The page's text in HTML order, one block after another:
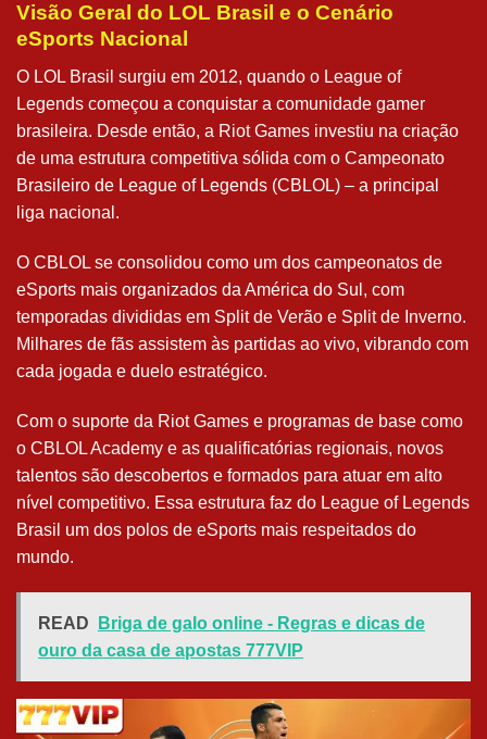
Visão Geral do LOL Brasil e o Cenário
eSports Nacional
O LOL Brasil surgiu em 2012, quando o League of
Legends começou a conquistar a comunidade gamer
brasileira. Desde então, a Riot Games investiu na criação
de uma estrutura competitiva sólida com o Campeonato
Brasileiro de League of Legends (CBLOL) – a principal
liga nacional.
O CBLOL se consolidou como um dos campeonatos de
eSports mais organizados da América do Sul, com
temporadas divididas em Split de Verão e Split de Inverno.
Milhares de fãs assistem às partidas ao vivo, vibrando com
cada jogada e duelo estratégico.
Com o suporte da Riot Games e programas de base como
o CBLOL Academy e as qualificatórias regionais, novos
talentos são descobertos e formados para atuar em alto
nível competitivo. Essa estrutura faz do League of Legends
Brasil um dos polos de eSports mais respeitados do
mundo.
READ
Briga de galo online - Regras e dicas de
ouro da casa de apostas 777VIP